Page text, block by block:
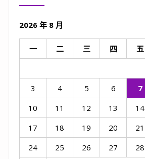
2026 年 8 月
一 二 三 四 五
3
4 5 6 7
10
11 12 13 14
17
18 19 20 21
24
25 26 27 28